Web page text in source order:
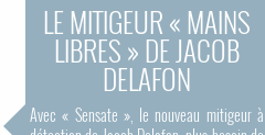
LE MITIGEUR « MAINS
LIBRES » DE JACOB
DELAFON
Avec « Sensate », le nouveau mitigeur à